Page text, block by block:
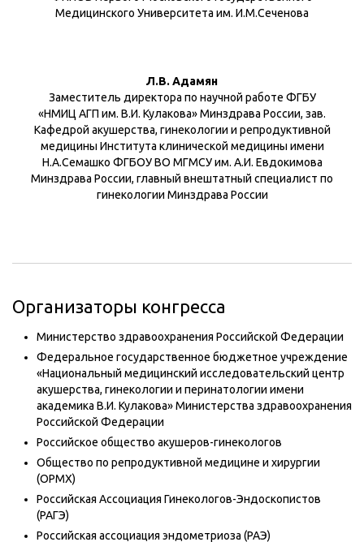
Медицинского Университета им. И.М.Сеченова
Л.В. Адамян
Заместитель директора по научной работе ФГБУ
«НМИЦ АГП им. В.И. Кулакова» Минздрава России, зав.
Кафедрой акушерства, гинекологии и репродуктивной
медицины Института клинической медицины имени
Н.А.Семашко ФГБОУ ВО МГМСУ им. А.И. Евдокимова
Минздрава России, главный внештатный специалист по
гинекологии Минздрава России
Организаторы конгресса
Министерство здравоохранения Российской Федерации
Федеральное государственное бюджетное учреждение
«Национальный медицинский исследовательский центр
акушерства, гинекологии и перинатологии имени
академика В.И. Кулакова» Министерства здравоохранения
Российской Федерации
Российское общество акушеров-гинекологов
Общество по репродуктивной медицине и хирургии
(ОРМХ)
Российская Ассоциация Гинекологов-Эндоскопистов
(РАГЭ)
Российская ассоциация эндометриоза (РАЭ)